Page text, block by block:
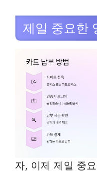
제일 중요한
자, 이제 제일 중